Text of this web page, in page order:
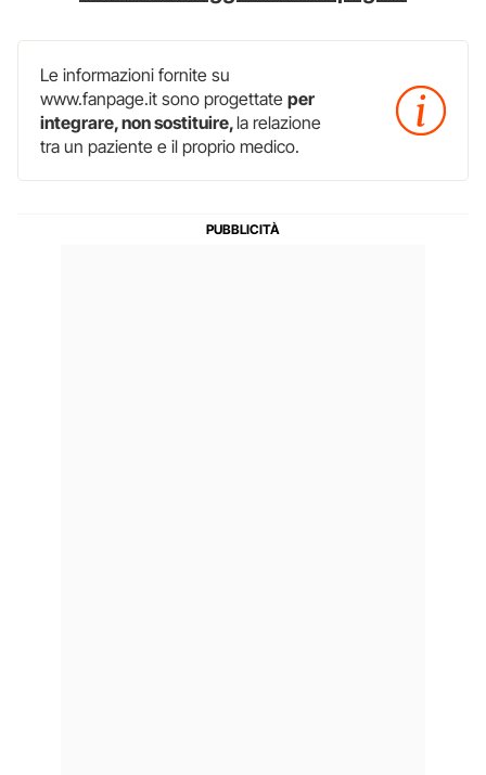
Le informazioni fornite su
www.fanpage.it sono progettate per
integrare, non sostituire,la relazione
tra un paziente e il proprio medico.